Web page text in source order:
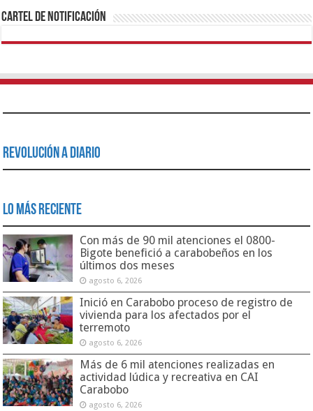
Cartel de Notificación
Revolución a Diario
Lo Más Reciente
Con más de 90 mil atenciones el 0800-
Bigote benefició a carabobeños en los
últimos dos meses
agosto 6, 2026
Inició en Carabobo proceso de registro de
vivienda para los afectados por el
terremoto
agosto 6, 2026
Más de 6 mil atenciones realizadas en
actividad lúdica y recreativa en CAI
Carabobo
agosto 6, 2026